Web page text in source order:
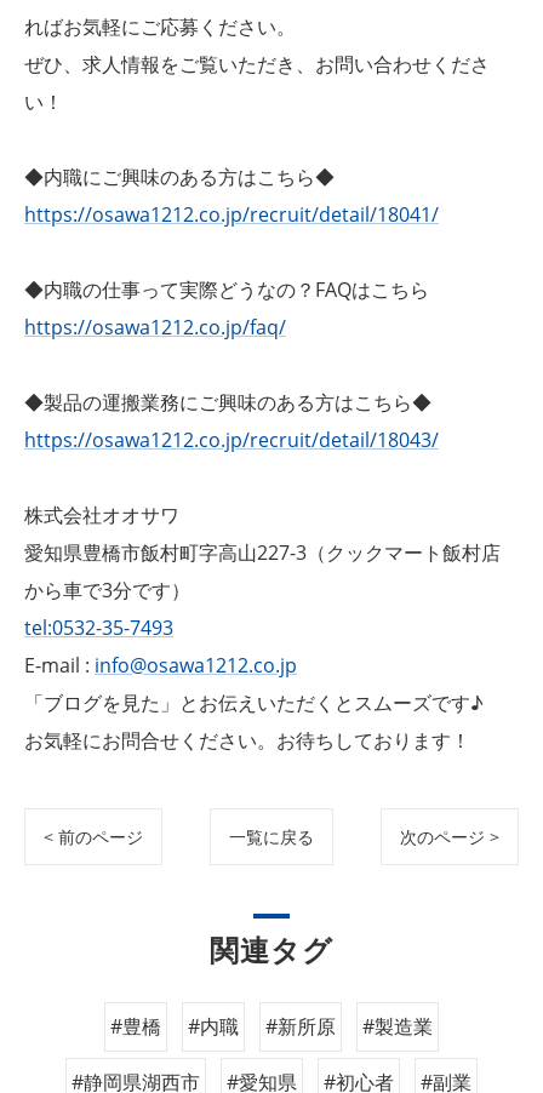
ればお気軽にご応募ください。
ぜひ、求人情報をご覧いただき、お問い合わせくださ
い！
◆内職にご興味のある方はこちら◆
https://osawa1212.co.jp/recruit/detail/18041/
◆内職の仕事って実際どうなの？FAQはこちら
https://osawa1212.co.jp/faq/
◆製品の運搬業務にご興味のある方はこちら◆
https://osawa1212.co.jp/recruit/detail/18043/
株式会社オオサワ
愛知県豊橋市飯村町字高山227-3（クックマート飯村店
から車で3分です）
tel:0532-35-7493
E-mail : info@osawa1212.co.jp
「ブログを見た」とお伝えいただくとスムーズです♪
お気軽にお問合せください。お待ちしております！
< 前のページ 一覧に戻る 次のページ >
関連タグ
#豊橋 #内職 #新所原 #製造業
#静岡県湖西市 #愛知県 #初心者 #副業